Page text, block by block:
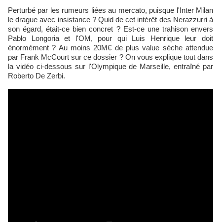
Perturbé par les rumeurs liées au mercato, puisque l'Inter Milan
le drague avec insistance ? Quid de cet intérêt des Nerazzurri à
son égard, était-ce bien concret ? Est-ce une trahison envers
Pablo Longoria et l'OM, pour qui Luis Henrique leur doit
énormément ? Au moins 20M€ de plus value sèche attendue
par Frank McCourt sur ce dossier ? On vous explique tout dans
la vidéo ci-dessous sur l'Olympique de Marseille, entraîné par
Roberto De Zerbi.